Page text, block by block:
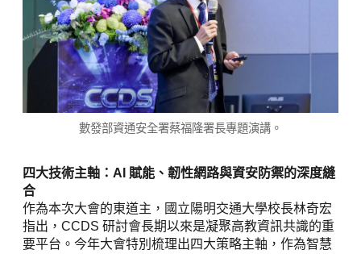
數發部資通安全署蔡福隆署長專題演講。
四大技術主軸：AI 賦能、韌性網路與資安防禦的深度縫
合
作為本次大會的東道主，國立陽明交通大學校長林奇宏
指出，CCDS 研討會長期以來是凝聚高教資訊共識的重
要平台。今年大會特別梳理出四大策略主軸，作為智慧